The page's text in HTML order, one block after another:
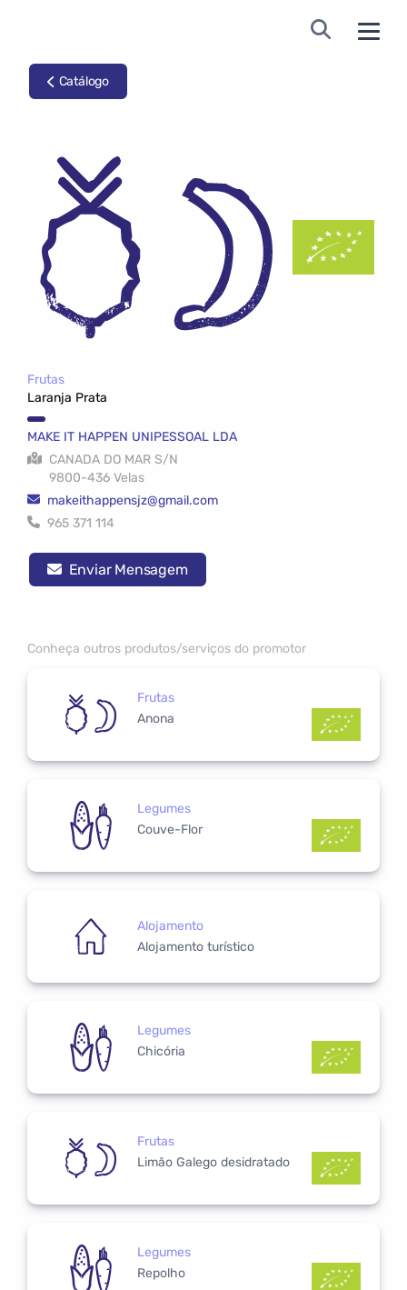
Catálogo
Frutas
Laranja Prata
MAKE IT HAPPEN UNIPESSOAL LDA
CANADA DO MAR S/N
9800-436 Velas
makeithappensjz@gmail.com
965 371 114
Enviar Mensagem
Conheça outros produtos/serviços do promotor
Frutas
Anona
Legumes
Couve-Flor
Alojamento
Alojamento turístico
Legumes
Chicória
Frutas
Limão Galego desidratado
Legumes
Repolho